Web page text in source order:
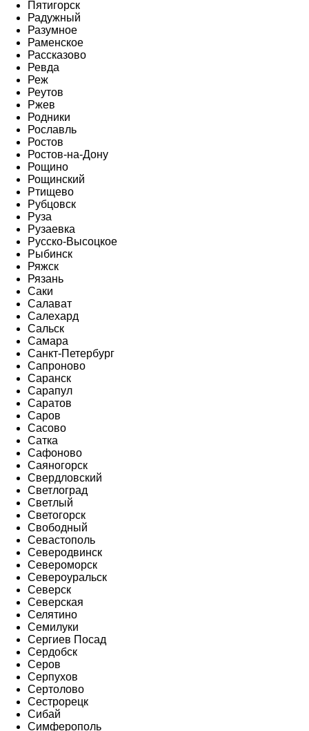
Пятигорск
Радужный
Разумное
Раменское
Рассказово
Ревда
Реж
Реутов
Ржев
Родники
Рославль
Ростов
Ростов-на-Дону
Рощино
Рощинский
Ртищево
Рубцовск
Руза
Рузаевка
Русско-Высоцкое
Рыбинск
Ряжск
Рязань
Саки
Салават
Салехард
Сальск
Самара
Санкт-Петербург
Сапроново
Саранск
Сарапул
Саратов
Саров
Сасово
Сатка
Сафоново
Саяногорск
Свердловский
Светлоград
Светлый
Светогорск
Свободный
Севастополь
Северодвинск
Североморск
Североуральск
Северск
Северская
Селятино
Семилуки
Сергиев Посад
Сердобск
Серов
Серпухов
Сертолово
Сестрорецк
Сибай
Симферополь